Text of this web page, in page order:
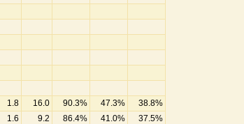
1.8 16.0 90.3% 47.3%
38.8%
1.6 9.2 86.4% 41.0% 37.5%